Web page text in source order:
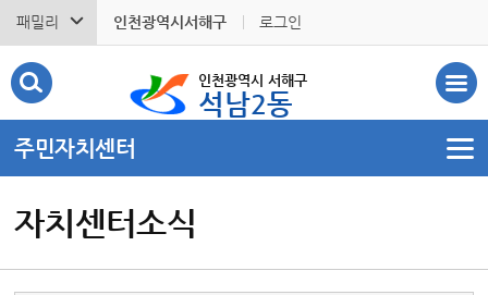
패밀리 인천광역시서해구 로그인
인천광역시 서해구
석남2동
주민자치센터
자치센터소식